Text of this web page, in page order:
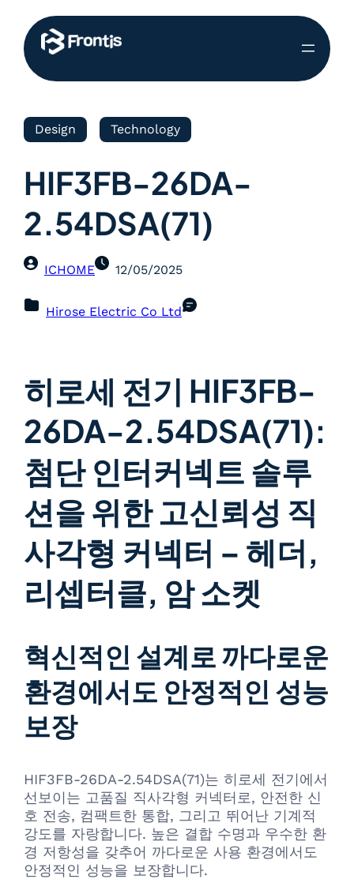
Design Technology
HIF3FB-26DA-
2.54DSA(71)
ICHOME 12/05/2025
Hirose Electric Co Ltd
히로세 전기 HIF3FB-
26DA-2.54DSA(71):
첨단 인터커넥트 솔루
션을 위한 고신뢰성 직
사각형 커넥터 – 헤더,
리셉터클, 암 소켓
혁신적인 설계로 까다로운
환경에서도 안정적인 성능
보장
HIF3FB-26DA-2.54DSA(71)는 히로세 전기에서
선보이는 고품질 직사각형 커넥터로, 안전한 신
호 전송, 컴팩트한 통합, 그리고 뛰어난 기계적
강도를 자랑합니다. 높은 결합 수명과 우수한 환
경 저항성을 갖추어 까다로운 사용 환경에서도
안정적인 성능을 보장합니다.